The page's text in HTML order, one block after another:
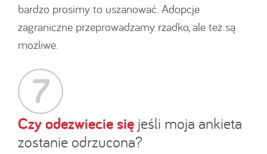
bardzo prosimy to uszanować. Adopcje
zagraniczne przeprowadzamy rzadko, ale też są
możliwe.
Czy odezwiecie się jeśli moja ankieta
zostanie odrzucona?